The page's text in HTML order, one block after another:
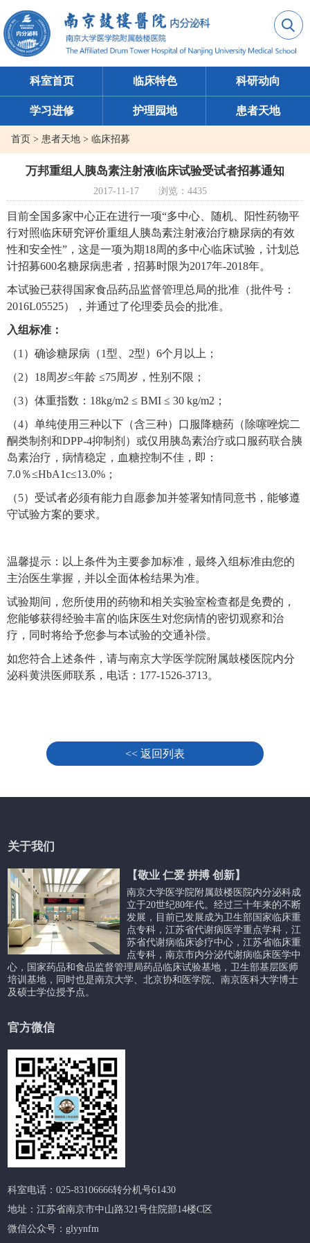
科室首页 临床特色 科研动向
学习进修 护理园地 患者天地
首页 > 患者天地 > 临床招募
万邦重组人胰岛素注射液临床试验受试者招募通知
2017-11-17 浏览： 4435
目前全国多家中心正在进行一项“多中心、随机、阳性药物平
行对照临床研究评价重组人胰岛素注射液治疗糖尿病的有效
性和安全性” ，这是一项为期18周的多中心临床试验，计划总
计招募600名糖尿病患者，招募时限为2017年-2018年。
本试验已获得国家食品药品监督管理总局的批准（批件号：
2016L05525），并通过了伦理委员会的批准。
入组标准：
（1 ）确诊糖尿病（1型、 2型） 6个月以上；
（2） 18周岁≤年龄 ≤75周岁，性别不限；
（3）体重指数： 18kg/m2 ≤ BMI ≤ 30 kg/m2 ；
（4）单纯使用三种以下（含三种）口服降糖药（除噻唑烷二
酮类制剂和DPP-4抑制剂）或仅用胰岛素治疗或口服药联合胰
岛素治疗，病情稳定，血糖控制不佳，即：
7.0％≤HbA1c≤13.0% ；
（5）受试者必须有能力自愿参加并签署知情同意书，能够遵
守试验方案的要求。
温馨提示：以上条件为主要参加标准，最终入组标准由您的
主治医生掌握，并以全面体检结果为准。
试验期间，您所使用的药物和相关实验室检查都是免费的，
您能够获得经验丰富的临床医生对您病情的密切观察和治
疗，同时将给予您参与本试验的交通补偿。
如您符合上述条件，请与南京大学医学院附属鼓楼医院内分
泌科黄洪医师联系，电话：177-1526-3713。
<< 返回列表
关于我们
【敬业 仁爱 拼搏 创新】
南京大学医学院附属鼓楼医院内分泌科成
立于20世纪80年代。经过三十年来的不断
发展，目前已发展成为卫生部国家临床重
点专科，江苏省代谢病医学重点学科，江
苏省代谢病临床诊疗中心，江苏省临床重
点专科，南京市内分泌代谢病临床医学中
心，国家药品和食品监督管理局药品临床试验基地，卫生部基层医师
培训基地，同时也是南京大学、北京协和医学院、南京医科大学博士
及硕士学位授予点。
官方微信
科室电话：025-83106666转分机号61430
地址：江苏省南京市中山路321号住院部14楼C区
微信公众号：glyynfm